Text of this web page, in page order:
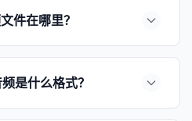
件在哪里？
是什么格式？